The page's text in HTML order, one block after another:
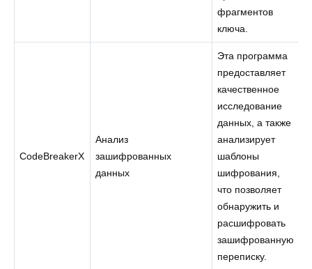
фрагментов
ключа.
CodeBreakerX
Анализ
зашифрованных
данных
Эта программа
предоставляет
качественное
исследование
данных, а также
анализирует
шаблоны
шифрования,
что позволяет
обнаружить и
расшифровать
зашифрованную
переписку.